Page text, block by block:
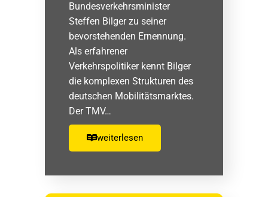
Bundesverkehrsminister
Steffen Bilger zu seiner
bevorstehenden Ernennung.
Als erfahrener
Verkehrspolitiker kennt Bilger
die komplexen Strukturen des
deutschen Mobilitätsmarktes.
Der TMV…
weiterlesen